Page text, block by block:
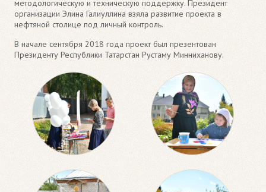
методологическую и техническую поддержку. Президент
организации Элина Галиуллина взяла развитие проекта в
нефтяной столице под личный контроль.
В начале сентября 2018 года проект был презентован
Президенту Республики Татарстан Рустаму Минниханову.